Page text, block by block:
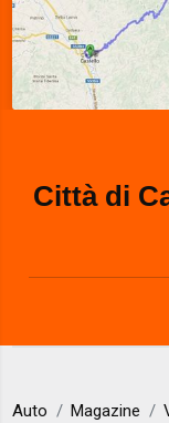
Città di
Auto Magazine